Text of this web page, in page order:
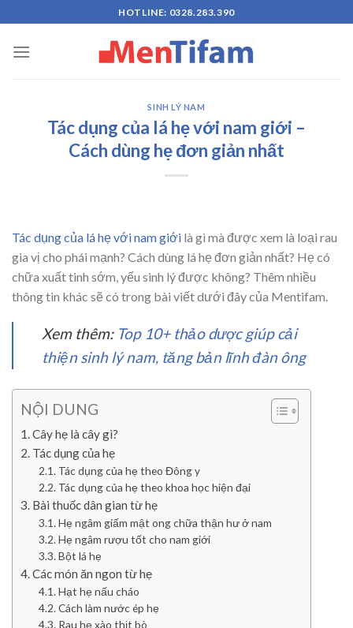
to
content
HOTLINE: 0328.283.390
SINH LÝ NAM
Tác dụng của lá hẹ với nam giới –
Cách dùng hẹ đơn giản nhất
Tác dụng của lá hẹ với nam giới là gì mà được xem là loại rau
gia vị cho phái mạnh? Cách dùng lá hẹ đơn giản nhất? Hẹ có
chữa xuất tinh sớm, yếu sinh lý được không? Thêm nhiều
thông tin khác sẽ có trong bài viết dưới đây của Mentifam.
Xem thêm: Top 10+ thảo dược giúp cải
thiện sinh lý nam, tăng bản lĩnh đàn ông
NỘI DUNG
Cây hẹ là cây gì?
Tác dụng của hẹ
Tác dụng của hẹ theo Đông y
Tác dụng của hẹ theo khoa học hiện đại
Bài thuốc dân gian từ hẹ
Hẹ ngâm giấm mật ong chữa thận hư ở nam
Hẹ ngâm rượu tốt cho nam giới
Bột lá hẹ
Các món ăn ngon từ hẹ
Hạt hẹ nấu cháo
Cách làm nước ép hẹ
Rau hẹ xào thịt bò